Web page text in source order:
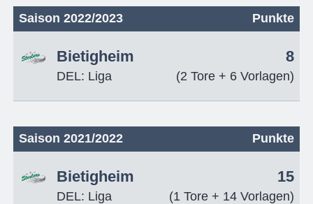
Saison 2022/2023 Punkte
Bietigheim
DEL: Liga
8
(2 Tore + 6 Vorlagen)
Saison 2021/2022 Punkte
Bietigheim
DEL: Liga
15
(1 Tore + 14 Vorlagen)